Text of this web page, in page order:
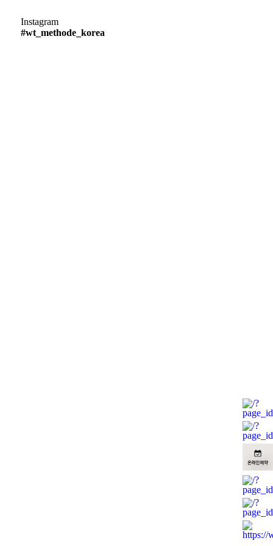
Instagram
#wt_methode_korea